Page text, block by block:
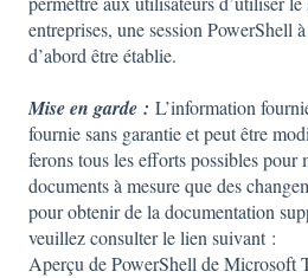
entreprises, une session PowerShell
d’abord être établie.
Mise en garde : L’information
fournie sans garantie et peut être
ferons tous les efforts possibles pour
documents à mesure que des
pour obtenir de la documentation
veuillez consulter le lien suivant :
Aperçu de PowerShell de Microsoft